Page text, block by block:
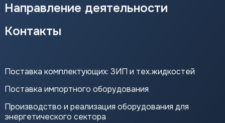
Направление деятельности
Контакты
Поставка комплектующих: ЗИП и тех.жидкостей
Поставка импортного оборудования
Производство и реализация оборудования для
энергетического сектора